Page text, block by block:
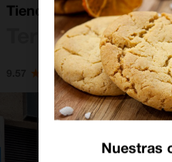
Tienda Orange Francesc
Terrassa
Nuestras